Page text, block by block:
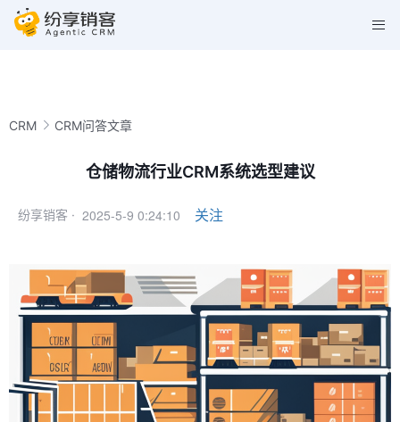
CRM CRM问答文章
仓储物流行业CRM系统选型建议
纷享销客 · 2025-5-9 0:24:10 关注